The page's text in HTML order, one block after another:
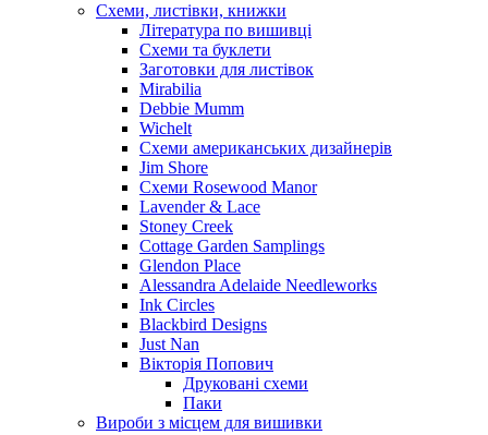
Схеми, листівки, книжки
Література по вишивці
Схеми та буклети
Заготовки для листівок
Mirabilia
Debbie Mumm
Wichelt
Схеми американських дизайнерів
Jim Shore
Cхеми Rosewood Manor
Lavender & Lace
Stoney Creek
Cottage Garden Samplings
Glendon Place
Alessandra Adelaide Needleworks
Ink Circles
Blackbird Designs
Just Nan
Вікторія Попович
Друковані схеми
Паки
Вироби з місцем для вишивки